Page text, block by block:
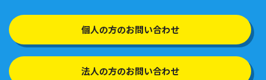
個人の方のお問い合わせ
法人の方のお問い合わせ